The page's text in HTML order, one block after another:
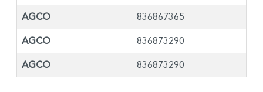
AGCO 836867365
AGCO 836873290
AGCO 836873290